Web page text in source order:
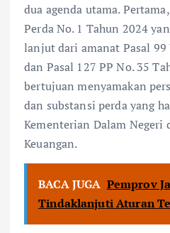
dua agenda utama.
Perda No. 1 Tahun 2024
lanjut dari amanat Pasal 99
dan Pasal 127 PP No. 35
bertujuan menyamakan
dan substansi perda yang
Kementerian Dalam Negeri
Keuangan.
BACA JUGA Pemprov
Tindaklanjuti Aturan